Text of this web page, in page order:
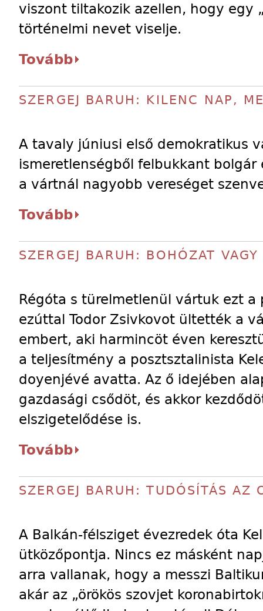
viszont tiltakozik azellen, hogy egy
történelmi nevet viselje.
Tovább
SZERGEJ BARUH: KILENC NAP,
A tavaly júniusi első demokratikus
ismeretlenségből felbukkant bolgár
a vártnál nagyobb vereséget
Tovább
SZERGEJ BARUH: BOHÓZAT
Régóta s türelmetlenül vártuk ezt a
ezúttal Todor Zsivkovot ültették a
embert, aki harmincöt éven
a teljesítmény a posztsztalinista
doyenjévé avatta. Az ő idejében
gazdasági csődöt, és akkor
elszigetelődése is.
Tovább
SZERGEJ BARUH: TUDÓSÍTÁS AZ
A Balkán-félsziget évezredek óta
ütközőpontja. Nincs ez másként
arra vallanak, hogy a messzi
akár az „örökös szovjet